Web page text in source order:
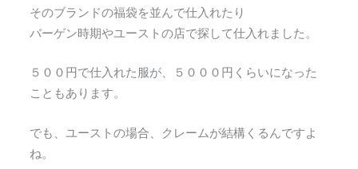
そのブランドの福袋を並んで仕入れたり
バーゲン時期やユーストの店で探して仕入れました。
５００円で仕入れた服が、５０００円くらいになった
こともあります。
でも、ユーストの場合、クレームが結構くるんですよ
ね。